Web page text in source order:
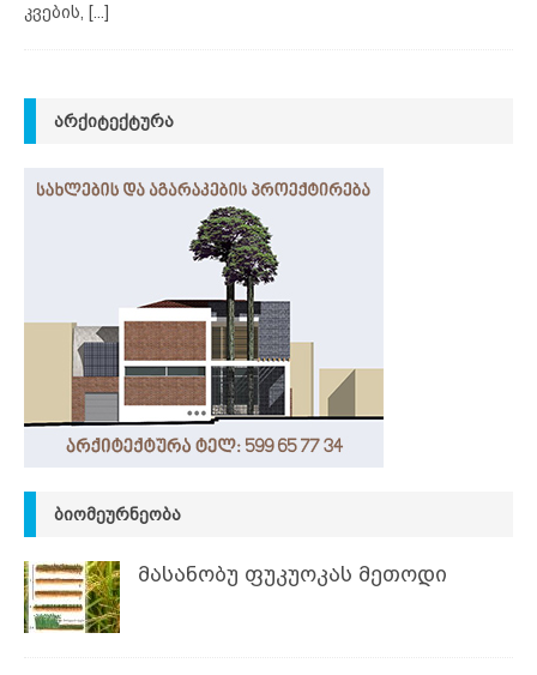
კვების,
[...]
ᲐᲠᲥᲘᲢᲔᲥᲢᲣᲠᲐ
ᲑᲘᲝᲛᲔᲣᲠᲜᲔᲝᲑᲐ
მასანობუ ფუკუოკას მეთოდი